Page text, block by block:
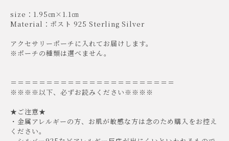
size：1.95㎝×1.1㎝
Material：ポスト 925 Sterling Silver
アクセサリーポーチに入れてお届けします。
※ポーチの種類は選べません。
＝＝＝＝＝＝＝＝＝＝＝＝＝＝＝＝＝＝＝＝＝＝＝
※※※※以下、必ずお読みください※※※※
★ご注意★
・金属アレルギーの方、お肌が敏感な方は念のため購入をお控え
ください。